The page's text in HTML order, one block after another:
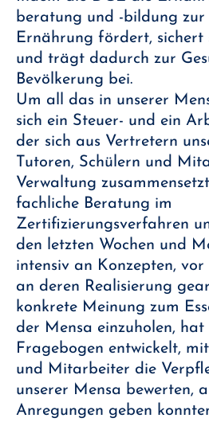
beratung und -bildung zur
Ernährung fördert,
und trägt dadurch zur
Bevölkerung bei.
Um all das in unserer
sich ein Steuer- und ein
der sich aus Vertretern
Tutoren, Schülern und
Verwaltung
fachliche Beratung im
Zertifizierungsverfahren
den letzten Wochen und
intensiv an Konzepten,
an deren Realisierung
konkrete Meinung zum
der Mensa einzuholen, hat
Fragebogen entwickelt,
und Mitarbeiter die
unserer Mensa bewerten,
Anregungen geben